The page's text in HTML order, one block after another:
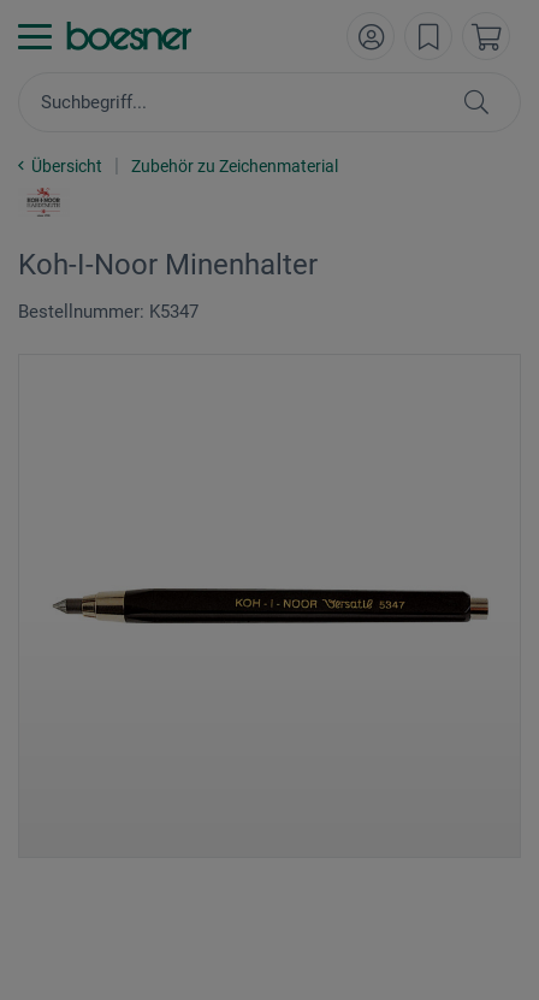
Übersicht Zubehör zu Zeichenmaterial
Koh-I-Noor Minenhalter
Bestellnummer: K5347